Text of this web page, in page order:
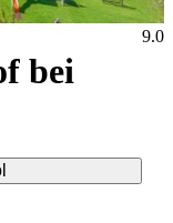
bei
9.0